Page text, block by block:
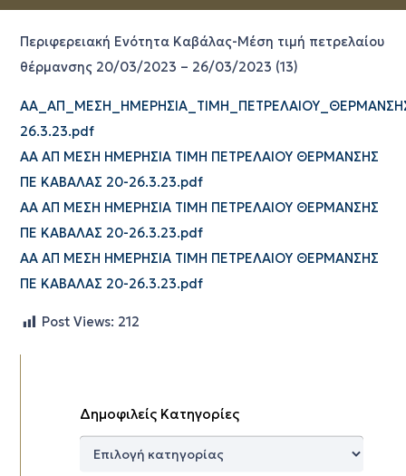
Περιφερειακή Ενότητα Καβάλας-Μέση τιμή πετρελαίου
θέρμανσης 20/03/2023 – 26/03/2023 (13)
26.3.23.pdf
ΑΑ ΑΠ ΜΕΣΗ ΗΜΕΡΗΣΙΑ ΤΙΜΗ ΠΕΤΡΕΛΑΙΟΥ ΘΕΡΜΑΝΣΗΣ
ΠΕ ΚΑΒΑΛΑΣ 20-26.3.23.pdf
ΑΑ ΑΠ ΜΕΣΗ ΗΜΕΡΗΣΙΑ ΤΙΜΗ ΠΕΤΡΕΛΑΙΟΥ ΘΕΡΜΑΝΣΗΣ
ΠΕ ΚΑΒΑΛΑΣ 20-26.3.23.pdf
ΑΑ ΑΠ ΜΕΣΗ ΗΜΕΡΗΣΙΑ ΤΙΜΗ ΠΕΤΡΕΛΑΙΟΥ ΘΕΡΜΑΝΣΗΣ
ΠΕ ΚΑΒΑΛΑΣ 20-26.3.23.pdf
Post Views: 212
Δημοφιλείς Κατηγορίες
Δημοφιλείς